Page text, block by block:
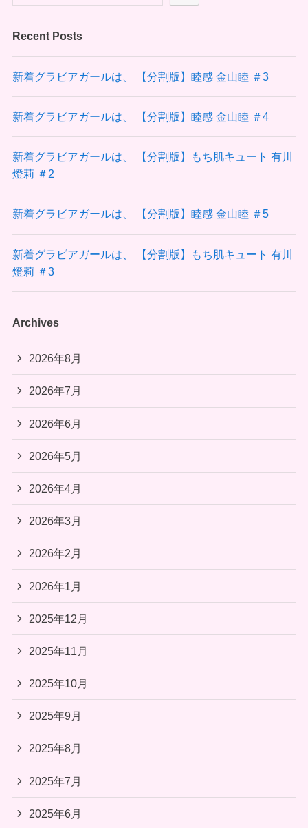
Recent Posts
新着グラビアガールは、 【分割版】睦感 金山睦 ＃3
新着グラビアガールは、 【分割版】睦感 金山睦 ＃4
新着グラビアガールは、 【分割版】もち肌キュート 有川
燈莉 ＃2
新着グラビアガールは、 【分割版】睦感 金山睦 ＃5
新着グラビアガールは、 【分割版】もち肌キュート 有川
燈莉 ＃3
Archives
2026年8月
2026年7月
2026年6月
2026年5月
2026年4月
2026年3月
2026年2月
2026年1月
2025年12月
2025年11月
2025年10月
2025年9月
2025年8月
2025年7月
2025年6月